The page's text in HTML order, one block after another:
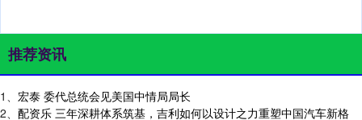
推荐资讯
1、 宏泰 委代总统会见美国中情局局长
2、 配资乐 三年深耕体系筑基，吉利如何以设计之力重塑中国汽车新格